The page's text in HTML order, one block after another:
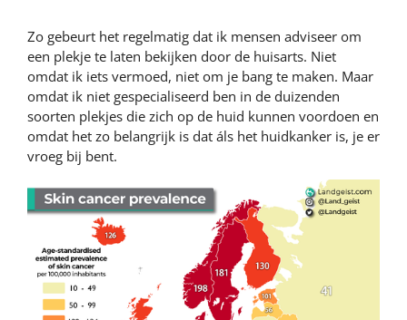
Zo gebeurt het regelmatig dat ik mensen adviseer om
een plekje te laten bekijken door de huisarts. Niet
omdat ik iets vermoed, niet om je bang te maken. Maar
omdat ik niet gespecialiseerd ben in de duizenden
soorten plekjes die zich op de huid kunnen voordoen en
omdat het zo belangrijk is dat áls het huidkanker is, je er
vroeg bij bent.